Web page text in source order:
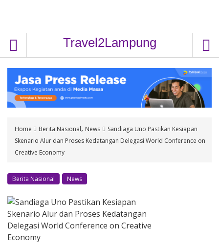
Travel2Lampung
Home Berita Nasional, News
Sandiaga Uno Pastikan Kesiapan
Skenario Alur dan Proses Kedatangan Delegasi World Conference on
Creative Economy
Berita Nasional News